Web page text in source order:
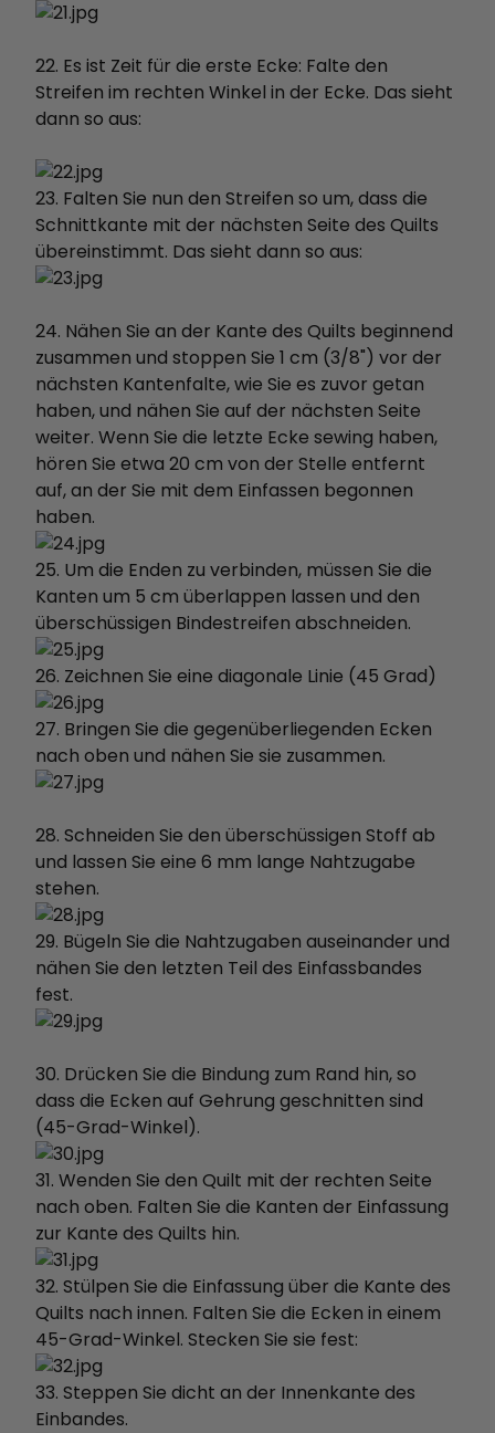
22. Es ist Zeit für die erste Ecke: Falte den
Streifen im rechten Winkel in der Ecke. Das sieht
dann so aus:
23. Falten Sie nun den Streifen so um, dass die
Schnittkante mit der nächsten Seite des Quilts
übereinstimmt. Das sieht dann so aus:
24. Nähen Sie an der Kante des Quilts beginnend
zusammen und stoppen Sie 1 cm (3/8") vor der
nächsten Kantenfalte, wie Sie es zuvor getan
haben, und nähen Sie auf der nächsten Seite
weiter. Wenn Sie die letzte Ecke sewing haben,
hören Sie etwa 20 cm von der Stelle entfernt
auf, an der Sie mit dem Einfassen begonnen
haben.
25. Um die Enden zu verbinden, müssen Sie die
Kanten um 5 cm überlappen lassen und den
überschüssigen Bindestreifen abschneiden.
26. Zeichnen Sie eine diagonale Linie (45 Grad)
27. Bringen Sie die gegenüberliegenden Ecken
nach oben und nähen Sie sie zusammen.
28. Schneiden Sie den überschüssigen Stoff ab
und lassen Sie eine 6 mm lange Nahtzugabe
stehen.
29. Bügeln Sie die Nahtzugaben auseinander und
nähen Sie den letzten Teil des Einfassbandes
fest.
30. Drücken Sie die Bindung zum Rand hin, so
dass die Ecken auf Gehrung geschnitten sind
(45-Grad-Winkel).
31. Wenden Sie den Quilt mit der rechten Seite
nach oben. Falten Sie die Kanten der Einfassung
zur Kante des Quilts hin.
32. Stülpen Sie die Einfassung über die Kante des
Quilts nach innen. Falten Sie die Ecken in einem
45-Grad-Winkel. Stecken Sie sie fest:
33. Steppen Sie dicht an der Innenkante des
Einbandes.